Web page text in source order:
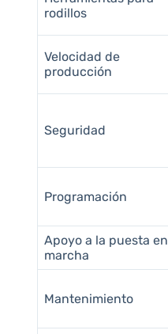
rodillos
Velocidad de
producción
Seguridad
Programación
Apoyo a la puesta en
marcha
Mantenimiento